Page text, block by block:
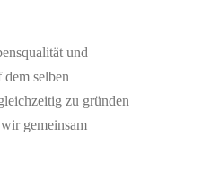
und
selben
zu gründen
gemeinsam